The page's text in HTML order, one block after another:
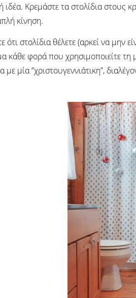
ιδέα. Κρεμάστε τα στολίδια
κίνηση.
στολίδια θέλετε (αρκεί να μην
κάθε φορά που χρησιμοποιείτε
με μία ”χριστουγεννιάτικη”,